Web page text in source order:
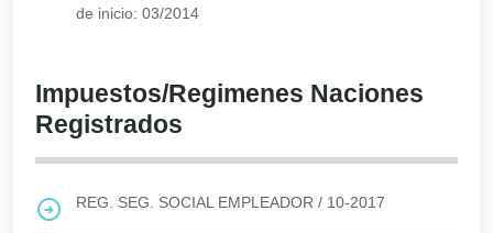
de inicio: 03/2014
Impuestos/Regimenes Naciones
Registrados
REG. SEG. SOCIAL EMPLEADOR / 10-2017